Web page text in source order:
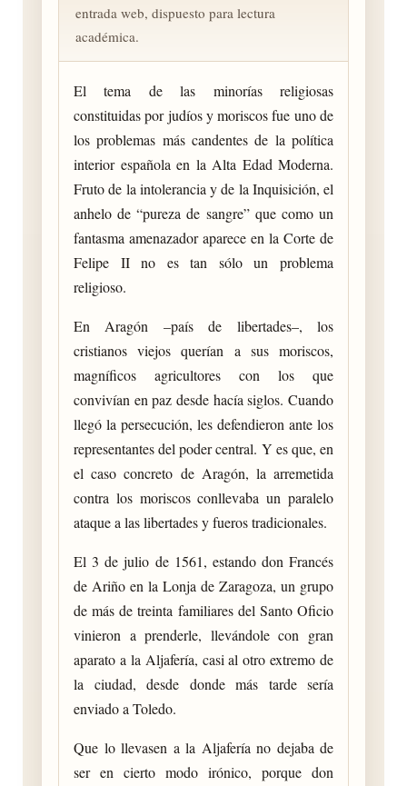
entrada web, dispuesto para lectura
académica.
El tema de las minorías religiosas
constituidas por judíos y moriscos fue uno de
los problemas más candentes de la política
interior española en la Alta Edad Moderna.
Fruto de la intolerancia y de la Inquisición, el
anhelo de “pureza de sangre” que como un
fantasma amenazador aparece en la Corte de
Felipe II no es tan sólo un problema
religioso.
En Aragón –país de libertades–, los
cristianos viejos querían a sus moriscos,
magníficos agricultores con los que
convivían en paz desde hacía siglos. Cuando
llegó la persecución, les defendieron ante los
representantes del poder central. Y es que, en
el caso concreto de Aragón, la arremetida
contra los moriscos conllevaba un paralelo
ataque a las libertades y fueros tradicionales.
El 3 de julio de 1561, estando don Francés
de Ariño en la Lonja de Zaragoza, un grupo
de más de treinta familiares del Santo Oficio
vinieron a prenderle, llevándole con gran
aparato a la Aljafería, casi al otro extremo de
la ciudad, desde donde más tarde sería
enviado a Toledo.
Que lo llevasen a la Aljafería no dejaba de
ser en cierto modo irónico, porque don